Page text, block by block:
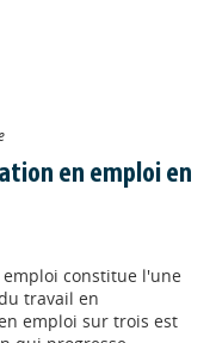
en emploi en
constitue l'une
travail en
emploi sur trois est